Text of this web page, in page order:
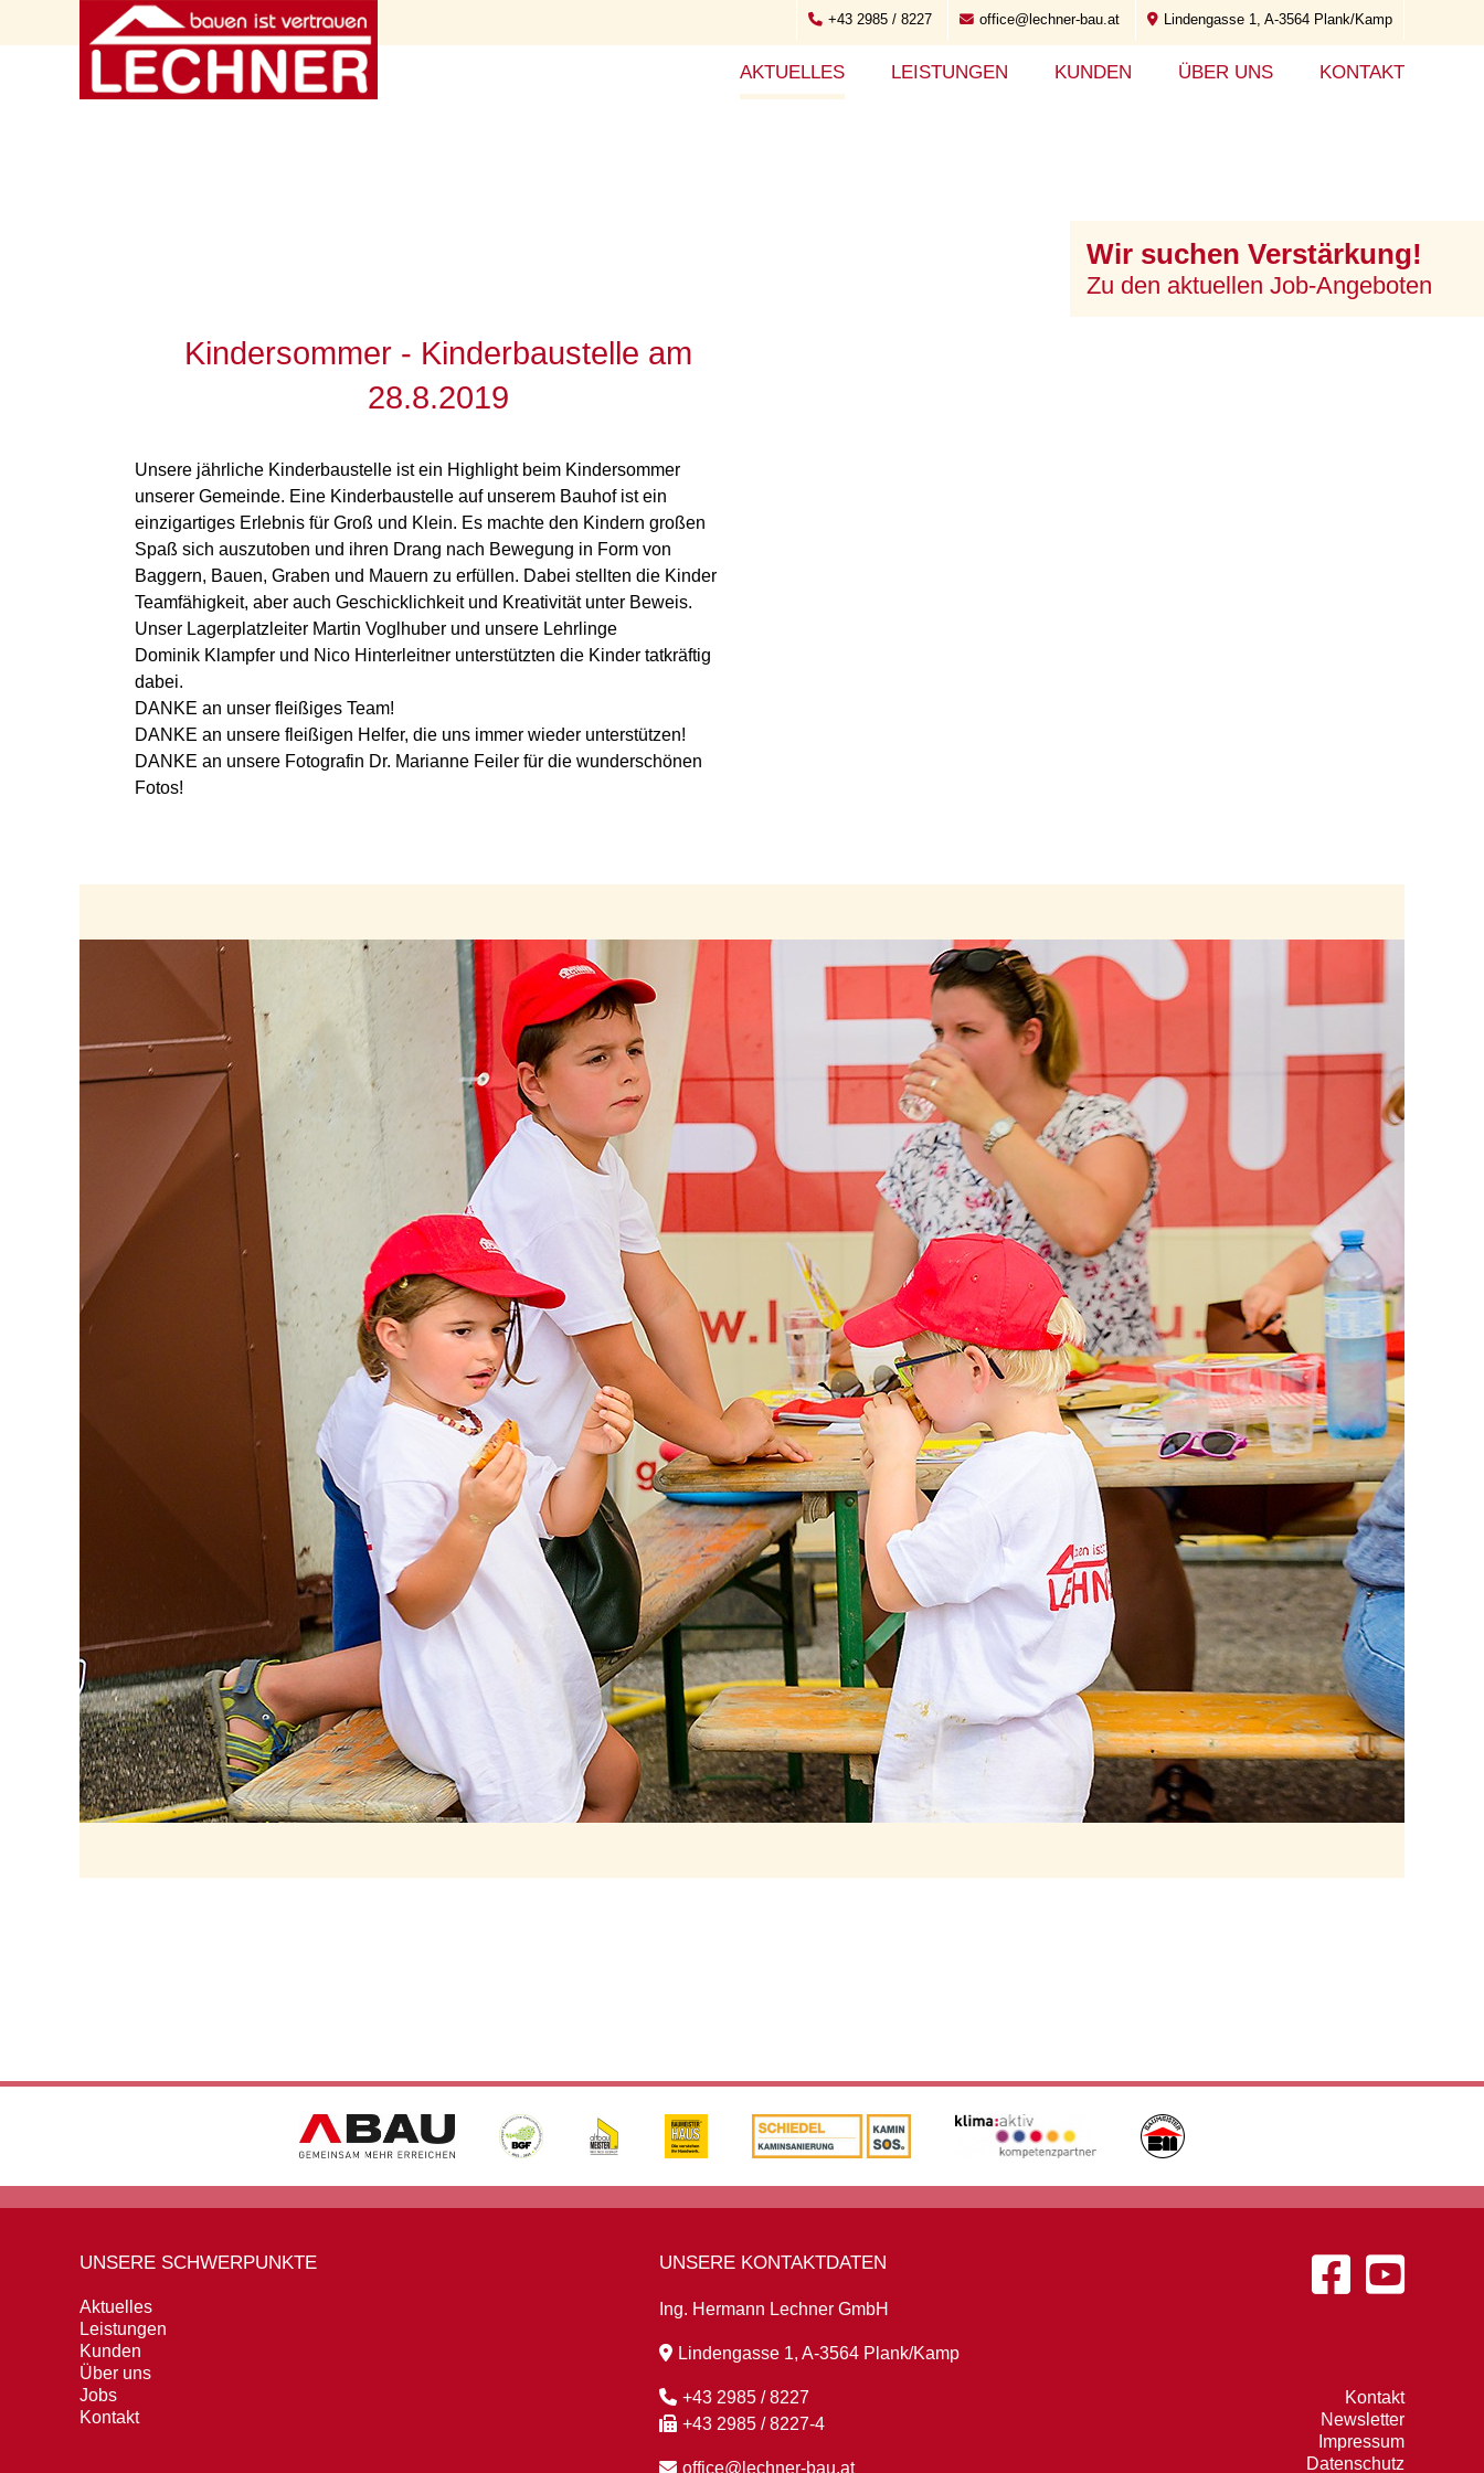
+43 2985 / 8227 office@lechner-bau.at Lindengasse 1, A-3564 Plank/Kamp
AKTUELLES LEISTUNGEN KUNDEN ÜBER UNS KONTAKT
Wir suchen Verstärkung!
Zu den aktuellen Job-Angeboten
Kindersommer - Kinderbaustelle am
28.8.2019
Unsere jährliche Kinderbaustelle ist ein Highlight beim Kindersommer
unserer Gemeinde. Eine Kinderbaustelle auf unserem Bauhof ist ein
einzigartiges Erlebnis für Groß und Klein. Es machte den Kindern großen
Spaß sich auszutoben und ihren Drang nach Bewegung in Form von
Baggern, Bauen, Graben und Mauern zu erfüllen. Dabei stellten die Kinder
Teamfähigkeit, aber auch Geschicklichkeit und Kreativität unter Beweis.
Unser Lagerplatzleiter Martin Voglhuber und unsere Lehrlinge
Dominik Klampfer und Nico Hinterleitner unterstützten die Kinder tatkräftig
dabei.
DANKE an unser fleißiges Team!
DANKE an unsere fleißigen Helfer, die uns immer wieder unterstützen!
DANKE an unsere Fotografin Dr. Marianne Feiler für die wunderschönen
Fotos!
UNSERE SCHWERPUNKTE
Aktuelles
Leistungen
Kunden
Über uns
Jobs
Kontakt
UNSERE KONTAKTDATEN
Ing. Hermann Lechner GmbH
Lindengasse 1, A-3564 Plank/Kamp
+43 2985 / 8227
+43 2985 / 8227-4
office@lechner-bau.at
Kontakt
Newsletter
Impressum
Datenschutz